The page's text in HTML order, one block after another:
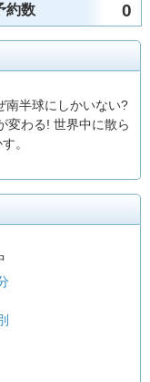
約数 0
南半球にしかいない?
変わる! 世界中に散ら
。